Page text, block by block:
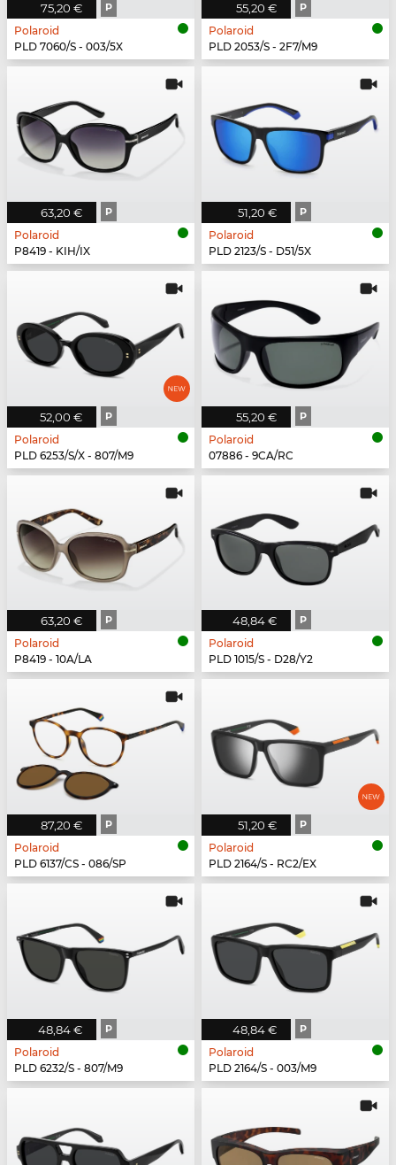
75,20 € P
Polaroid
PLD 7060/S - 003/5X
55,20 € P
Polaroid
PLD 2053/S - 2F7/M9
63,20 € P
Polaroid
P8419 - KIH/IX
51,20 € P
Polaroid
PLD 2123/S - D51/5X
52,00 € P
Polaroid
PLD 6253/S/X - 807/M9
55,20 € P
Polaroid
07886 - 9CA/RC
63,20 € P
Polaroid
P8419 - 10A/LA
48,84 € P
Polaroid
PLD 1015/S - D28/Y2
87,20 € P
Polaroid
PLD 6137/CS - 086/SP
51,20 € P
Polaroid
PLD 2164/S - RC2/EX
48,84 € P
Polaroid
PLD 6232/S - 807/M9
48,84 € P
Polaroid
PLD 2164/S - 003/M9